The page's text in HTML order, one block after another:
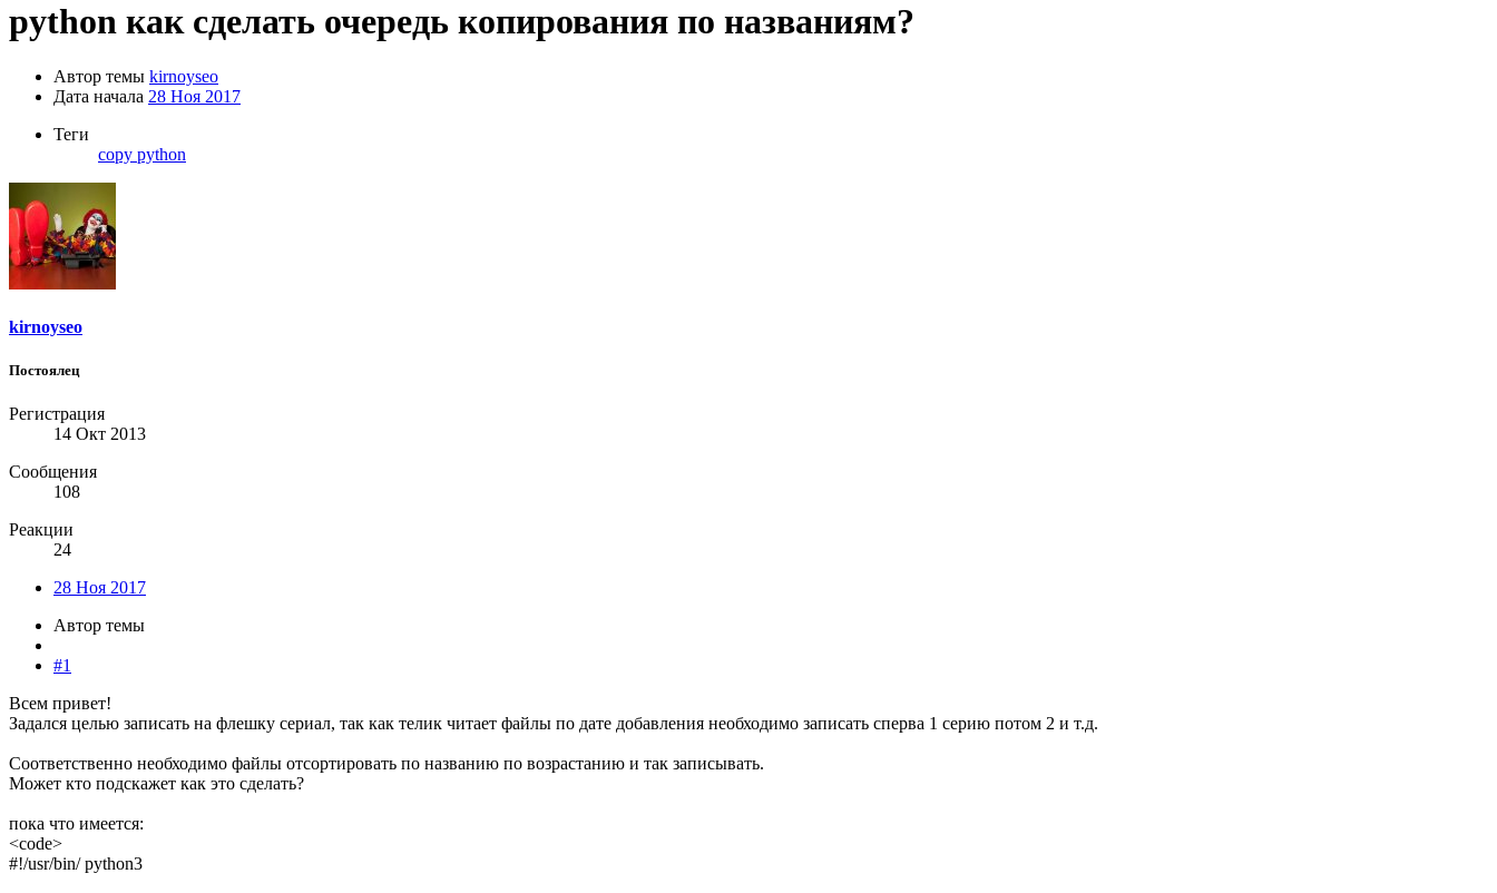
python как сделать очередь копирования по названиям?
Автор темы kirnoyseo
Дата начала 28 Ноя 2017
Теги
copy python
kirnoyseo
Постоялец
Регистрация
14 Окт 2013
Сообщения
108
Реакции
24
28 Ноя 2017
Автор темы
#1
Всем привет!
Задался целью записать на флешку сериал, так как телик читает файлы по дате добавления необходимо записать сперва 1 серию потом 2 и т.д.
Соответственно необходимо файлы отсортировать по названию по возрастанию и так записывать.
Может кто подскажет как это сделать?
пока что имеется:
<code>
#!/usr/bin/ python3